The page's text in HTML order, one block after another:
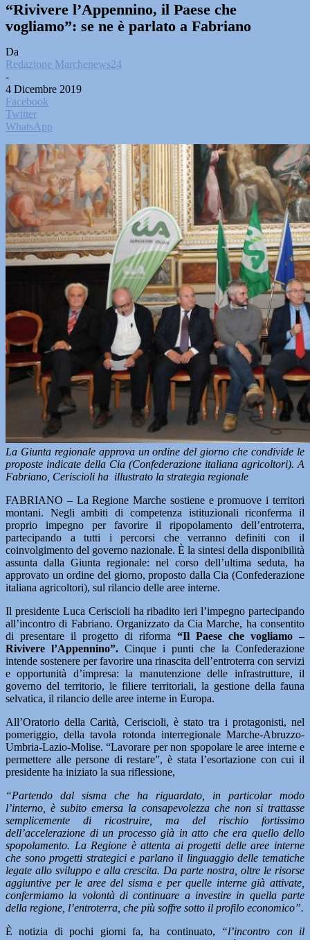
“Rivivere l’Appennino, il Paese che
vogliamo”: se ne è parlato a Fabriano
Da
Redazione Marchenews24
-
4 Dicembre 2019
Facebook
Twitter
WhatsApp
La Giunta regionale approva un ordine del giorno che condivide le
proposte indicate della Cia (Confederazione italiana agricoltori). A
Fabriano, Ceriscioli ha illustrato la strategia regionale
FABRIANO – La Regione Marche sostiene e promuove i territori
montani. Negli ambiti di competenza istituzionali riconferma il
proprio impegno per favorire il ripopolamento dell’entroterra,
partecipando a tutti i percorsi che verranno definiti con il
coinvolgimento del governo nazionale. È la sintesi della disponibilità
assunta dalla Giunta regionale: nel corso dell’ultima seduta, ha
approvato un ordine del giorno, proposto dalla Cia (Confederazione
italiana agricoltori), sul rilancio delle aree interne.
Il presidente Luca Ceriscioli ha ribadito ieri l’impegno partecipando
all’incontro di Fabriano. Organizzato da Cia Marche, ha consentito
di presentare il progetto di riforma “Il Paese che vogliamo –
Rivivere l’Appennino”. Cinque i punti che la Confederazione
intende sostenere per favorire una rinascita dell’entroterra con servizi
e opportunità d’impresa: la manutenzione delle infrastrutture, il
governo del territorio, le filiere territoriali, la gestione della fauna
selvatica, il rilancio delle aree interne in Europa.
All’Oratorio della Carità, Ceriscioli, è stato tra i protagonisti, nel
pomeriggio, della tavola rotonda interregionale Marche-Abruzzo-
Umbria-Lazio-Molise. “Lavorare per non spopolare le aree interne e
permettere alle persone di restare”, è stata l’esortazione con cui il
presidente ha iniziato la sua riflessione,
“Partendo dal sisma che ha riguardato, in particolar modo
l’interno, è subito emersa la consapevolezza che non si trattasse
semplicemente di ricostruire, ma del rischio fortissimo
dell’accelerazione di un processo già in atto che era quello dello
spopolamento. La Regione è attenta ai progetti delle aree interne
che sono progetti strategici e parlano il linguaggio delle tematiche
legate allo sviluppo e alla crescita. Da parte nostra, oltre le risorse
aggiuntive per le aree del sisma e per quelle interne già attivate,
confermiamo la volontà di continuare a investire in quella parte
della regione, l’entroterra, che più soffre sotto il profilo economico”.
È notizia di pochi giorni fa, ha continuato,
“l’incontro con il